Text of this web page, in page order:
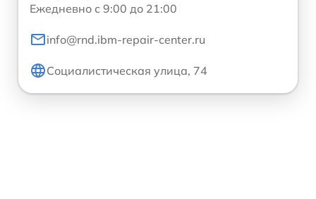
Ежедневно с 9:00 до 21:00
info@rnd.ibm-repair-center.ru
Социалистическая улица, 74